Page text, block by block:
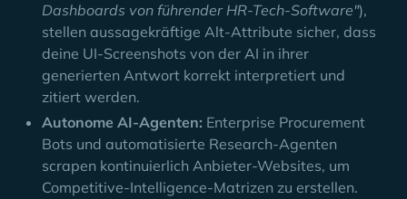
Dashboards von führender HR-Tech-Software"),
stellen aussagekräftige Alt-Attribute sicher, dass
deine UI-Screenshots von der AI in ihrer
generierten Antwort korrekt interpretiert und
zitiert werden.
Autonome AI-Agenten: Enterprise Procurement
Bots und automatisierte Research-Agenten
scrapen kontinuierlich Anbieter-Websites, um
Competitive-Intelligence-Matrizen zu erstellen.